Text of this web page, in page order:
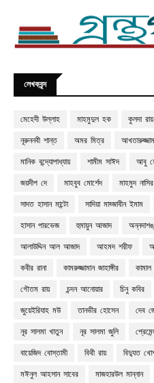
লেখকবৃন্দ
মেহেদী উল্লাহ মাহমুদুল হক কুলদা রায়
নূরুননবী শান্ত অমর মিত্র
মানিক বন্দ্যোপাধ্যায় শামীম সাঈদ আবু
জয়দীপ দে মাহবুব মোর্শেদ মাহমুদ নাসির
সাদত হাসান মান্টো সাদিয়া মাহ্জাবীন ইমাম
হাসান পারভেজ হুমায়ুন আজাদ
আলাউদ্দিন আল আজাদ আহমদ শরীফ
কবীর রানা কামরুজ্জামান জাহাঙ্গীর কামাল
গৌতম রায় চন্দন আনোয়ার চিনু কবির
জুয়েইরিযাহ মউ তানভীর হোসেন দেব
নূর সালমা খাতুন নূর সালমা জুলি
বায়েজিদ বোস্তামী বিথী রায় বিদ্যুত
মঈনুল আহসান সাবের মাজহারউল মান্নান